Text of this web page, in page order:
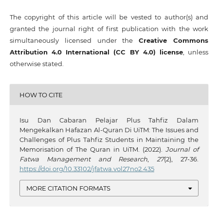
The copyright of this article will be vested to author(s) and
granted the journal right of first publication with the work
simultaneously licensed under theCreative Commons
Attribution 4.0 International (CC BY 4.0) license, unless
otherwise stated.
HOW TO CITE
Isu Dan Cabaran Pelajar Plus Tahfiz Dalam
Mengekalkan Hafazan Al-Quran Di UiTM: The Issues and
Challenges of Plus Tahfiz Students in Maintaining the
Memorisation of The Quran in UiTM. (2022).Journal of
Fatwa Management and Research
27(2), 27-36.
https://doi.org/10.33102/jfatwa.vol27no2.435
MORE CITATION FORMATS